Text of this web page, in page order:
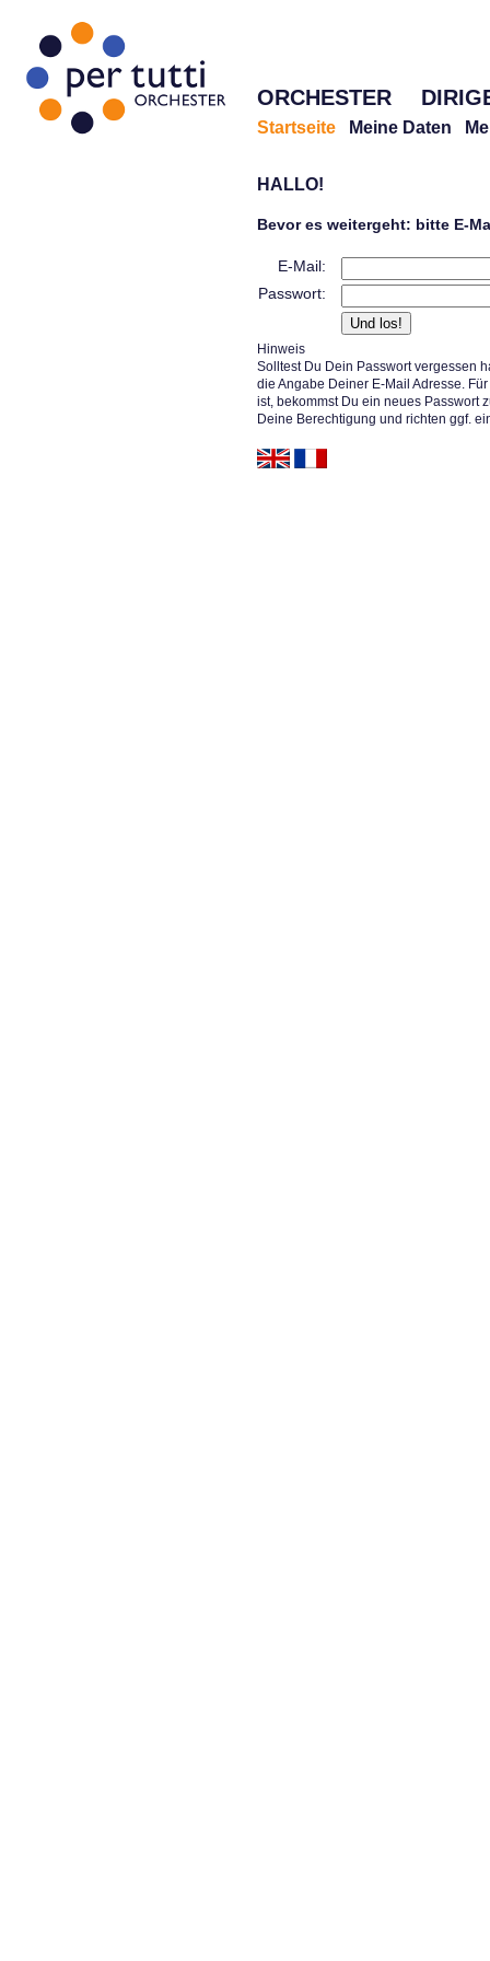
ORCHESTER
Startseite Meine Daten
HALLO!
Bevor es weitergeht: bitte E-
E-Mail:
Passwort:
Hinweis
Solltest Du Dein Passwort vergessen
die Angabe Deiner E-Mail Adresse.
ist, bekommst Du ein neues Passwort
Deine Berechtigung und richten ggf.